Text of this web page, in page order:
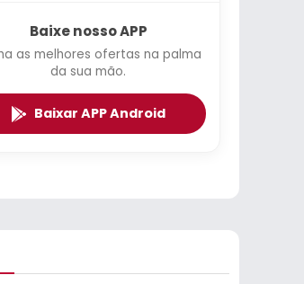
Baixe nosso APP
as melhores ofertas na palma
da sua mão.
Baixar APP Android